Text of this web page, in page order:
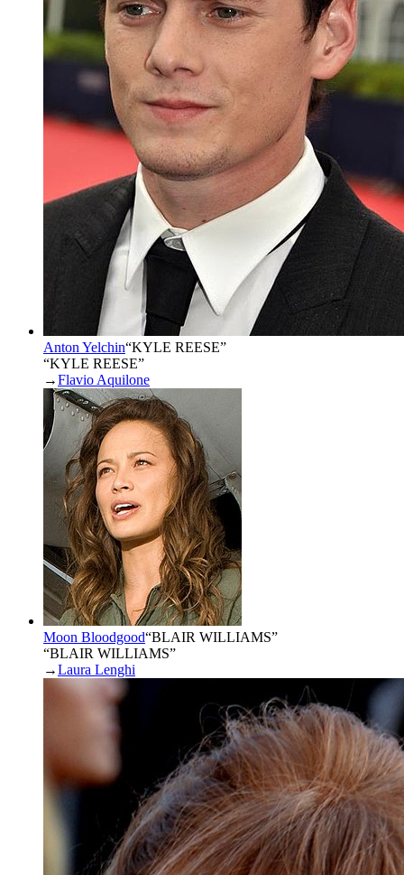
Anton Yelchin“KYLE REESE”
“KYLE REESE”
→Flavio Aquilone
Moon Bloodgood“BLAIR WILLIAMS”
“BLAIR WILLIAMS”
→Laura Lenghi